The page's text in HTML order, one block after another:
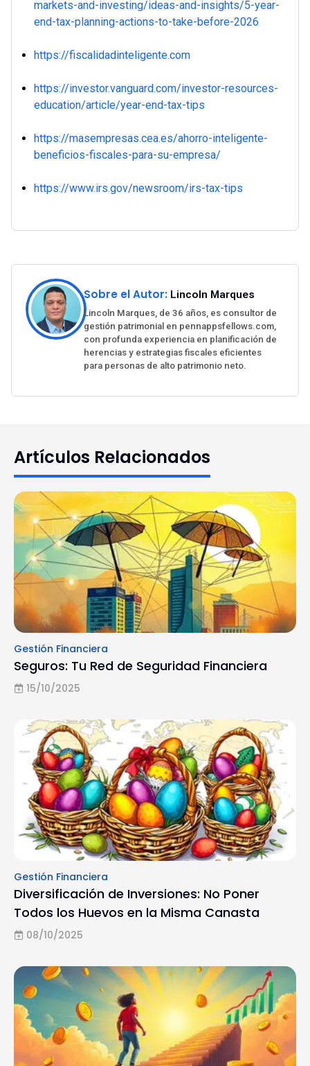
markets-and-investing/ideas-and-insights/5-year-
end-tax-planning-actions-to-take-before-2026
https://fiscalidadinteligente.com
https://investor.vanguard.com/investor-resources-
education/article/year-end-tax-tips
https://masempresas.cea.es/ahorro-inteligente-
beneficios-fiscales-para-su-empresa/
https://www.irs.gov/newsroom/irs-tax-tips
Sobre el Autor: Lincoln Marques
Lincoln Marques, de 36 años, es consultor de
gestión patrimonial en pennappsfellows.com,
con profunda experiencia en planificación de
herencias y estrategias fiscales eficientes
para personas de alto patrimonio neto.
Artículos Relacionados
Gestión Financiera
Seguros: Tu Red de Seguridad Financiera
15/10/2025
Gestión Financiera
Diversificación de Inversiones: No Poner
Todos los Huevos en la Misma Canasta
08/10/2025